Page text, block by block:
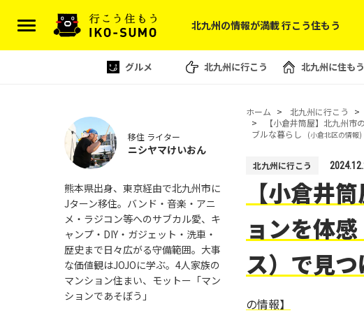
北九州の情報が満載 行こう住もう
グルメ 北九州に行こう 北九州に住もう
ホーム 北九州に行こう
【小倉井筒屋】北九州
ブルな暮らし
(小倉北区の情報)
北九州に行こう
【小倉井
ョンを体
ス）で見
の情報】
移住 ライター
ニシヤマけいおん
熊本県出身、東京経由で北九州市に
Jターン移住。バンド・音楽・アニ
メ・ラジコン等へのサブカル愛、キ
ャンプ・DIY・ガジェット・洗車・
歴史まで日々広がる守備範囲。大事
な価値観はJOJOに学ぶ。4人家族の
マンション住まい、モットー「マン
ションであそぼう」